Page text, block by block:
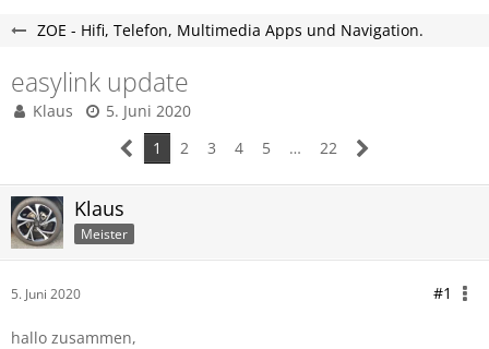
ZOE - Hifi, Telefon, Multimedia Apps und Navigation.
easylink update
Klaus
5. Juni 2020
1
2 3 4 5 … 22
Klaus
Meister
5. Juni 2020 #1
hallo zusammen,